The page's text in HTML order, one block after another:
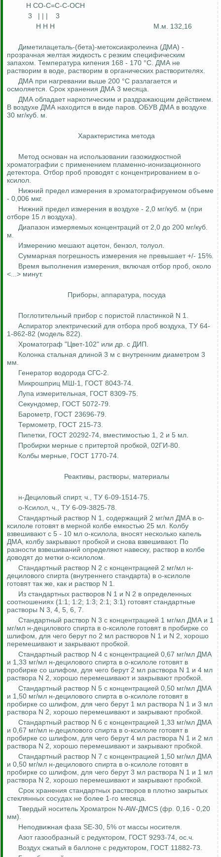
H CO-C=C-C-OCH
3
| | |
3
H H H М.м. 132,16
Диметилацеталь-(бета)-метоксиакролеина (ДМА) -
прозрачная желтая жидкость с резким специфическим
запахом. Температура кипения 168 - 170 °C. ДМА не
растворим в воде, растворим в органических растворителях.
ДМА при нагревании выше 200 °C разлагается и
осмоляется. Срок хранения ДМА 3 месяца.
ДМА обладает наркотическим и раздражающим действием.
В воздухе ДМА находится в виде паров. ОБУВ ДМА в воздухе
30 мг/куб. м.
Характеристика метода
Метод основан на использовании газожидкостной
хроматографии с применением пламенно-ионизационного
детектора. Отбор проб проводят с концентрированием в о-
ксилол.
Нижний предел измерения в хроматографируемом объеме
- 0,006 мкг.
Нижний предел измерения в воздухе - 2,0 мг/куб. м (при
отборе 15 л воздуха).
Диапазон измеряемых концентраций от 2,0 до 200 мг/куб.
м.
Измерению мешают ацетон, бензол, толуол.
Суммарная погрешность измерения не превышает +/- 15%.
Время выполнения измерения, включая отбор проб, около
<...> минут.
Приборы, аппаратура, посуда
Поглотительный прибор с пористой пластинкой N 1.
Аспиратор электрический для отбора проб воздуха, ТУ 64-
1-862-82 (модель 822).
Хроматограф "Цвет-102" или др. с ДИП.
Колонка стальная длиной 3 м с внутренним диаметром 3
мм.
Генератор водорода СГС-2.
Микрошприц МШ-1, ГОСТ 8043-74.
Лупа измерительная, ГОСТ 8309-75.
Секундомер, ГОСТ 5072-79.
Барометр, ГОСТ 23696-79.
Термометр, ГОСТ 215-73.
Пипетки, ГОСТ 20292-74, вместимостью 1, 2 и 5 мл.
Пробирки мерные с притертой пробкой, 02ГИ-80.
Колбы мерные, ГОСТ 1770-74.
Реактивы, растворы, материалы
н-Дециловый спирт, ч., ТУ 6-09-1514-75.
о-Ксилол, ч., ТУ 6-09-3825-78.
Стандартный раствор N 1, содержащий 2 мг/мл ДМА в о-
ксилоле готовят в мерной колбе емкостью 25 мл. Колбу
взвешивают с 5 - 10 мл о-ксилола, вносят несколько капель
ДМА, колбу закрывают пробкой и снова взвешивают. По
разности взвешиваний определяют навеску, раствор в колбе
доводят до метки о-ксилолом.
Стандартный раствор N 2 с концентрацией 2 мг/мл н-
децилового спирта (внутреннего стандарта) в о-ксилоле
готовят так же, как и раствор N 1.
Из стандартных растворов N 1 и N 2 в определенных
соотношениях (1:1; 1:2; 1:3; 2:1; 3:1) готовят стандартные
растворы N 3, 4, 5, 6, 7.
Стандартный раствор N 3 с концентрацией 1 мг/мл ДМА и 1
мг/мл н-децилового спирта в о-ксилоле готовят в пробирке со
шлифом, для чего берут по 2 мл растворов N 1 и N 2, хорошо
перемешивают и закрывают пробкой.
Стандартный раствор N 4 с концентрацией 0,67 мг/мл ДМА
и 1,33 мг/мл н-децилового спирта в о-ксилоле готовят в
пробирке со шлифом, для чего берут 2 мл раствора N 1 и 4 мл
раствора N 2, хорошо перемешивают и закрывают пробкой.
Стандартный раствор N 5 с концентрацией 0,50 мг/мл ДМА
и 1,50 мг/мл н-децилового спирта в о-ксилоле готовят в
пробирке со шлифом, для чего берут 1 мл раствора N 1 и 3 мл
раствора N 2, хорошо перемешивают и закрывают пробкой.
Стандартный раствор N 6 с концентрацией 1,33 мг/мл ДМА
и 0,67 мг/мл н-децилового спирта в о-ксилоле готовят в
пробирке со шлифом, для чего берут 4 мл раствора N 1 и 2 мл
раствора N 2, хорошо перемешивают и закрывают пробкой.
Стандартный раствор N 7 с концентрацией 1,50 мг/мл ДМА
и 0,50 мг/мл н-децилового спирта в о-ксилоле готовят в
пробирке со шлифом, для чего берут 3 мл раствора N 1 и 1 мл
раствора N 2, хорошо перемешивают и закрывают пробкой.
Срок хранения стандартных растворов в плотно закрытых
стеклянных сосудах не более 1-го месяца.
Твердый носитель Хроматрон N-AW-ДMCS (фр. 0,16 - 0,20
мм).
Неподвижная фаза SE-30, 5% от массы носителя.
Азот газообразный с редуктором, ГОСТ 9293-74, ос.ч.
Воздух сжатый в баллоне с редуктором, ГОСТ 11882-73.